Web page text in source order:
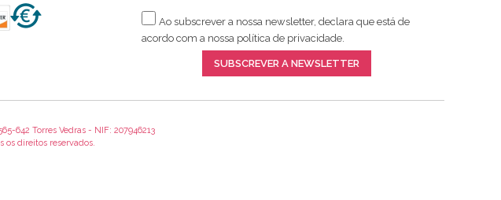
com os produtos adquiridos. Relativamente à bolsa, tem um tecido com um
na vossa loja, têm excelentes artigos a um preço muito justo. A expedição da
Ao subscrever a nossa newsletter, declara que está de
acordo com a nossa política de privacidade.
SUBSCREVER A NEWSLETTER
642 Torres Vedras - NIF: 207946213
os direitos reservados.